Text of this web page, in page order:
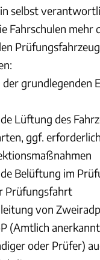
selbst
Fahrschulen mehr
grundlegenden
Lüftung des
ggf.
Belüftung im
Prüfungsfahrt
von
(Amtlich
oder Prüfer)